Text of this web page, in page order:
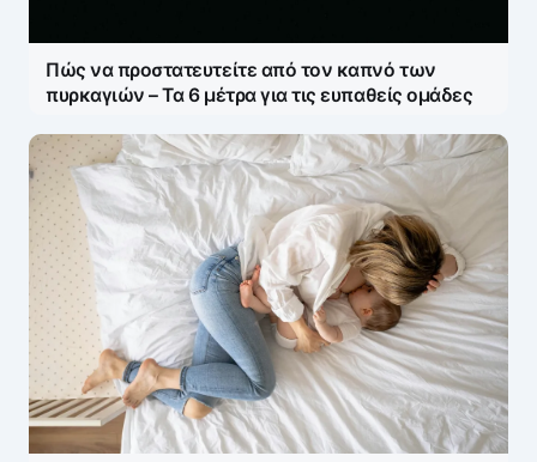
Name
E-mail*
Πώς να προστατευτείτε από τον καπνό των
πυρκαγιών – Τα 6 μέτρα για τις ευπαθείς ομάδες